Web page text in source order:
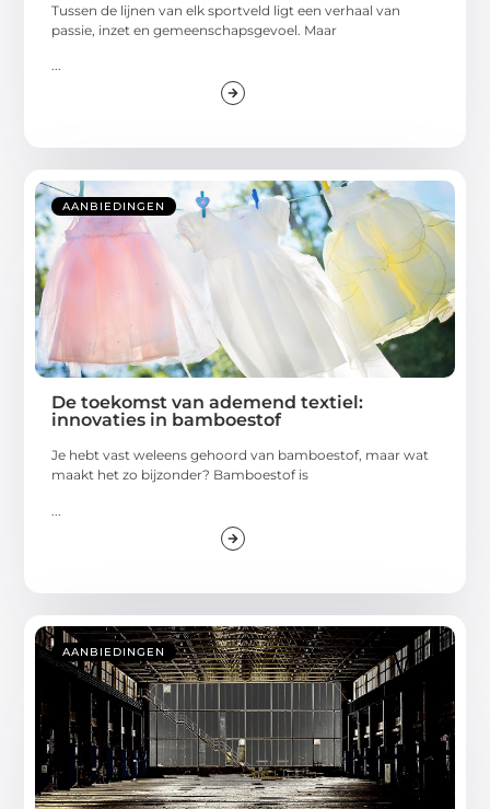
Tussen de lijnen van elk sportveld ligt een verhaal van
passie, inzet en gemeenschapsgevoel. Maar
...
AANBIEDINGEN
De toekomst van ademend textiel:
innovaties in bamboestof
Je hebt vast weleens gehoord van bamboestof, maar wat
maakt het zo bijzonder? Bamboestof is
AANBIEDINGEN